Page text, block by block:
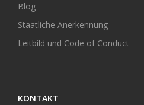
Blog
Staatliche Anerkennung
Leitbild und Code of Conduct
KONTAKT